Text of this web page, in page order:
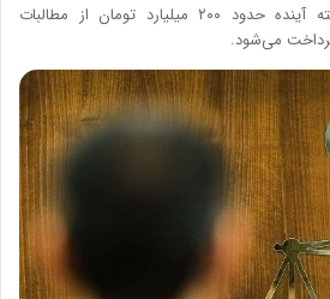
دادستان تهران گفت: تا هفته آینده حدود ۲۰۰ میلیارد تومان از مطالبات
می‌شود.